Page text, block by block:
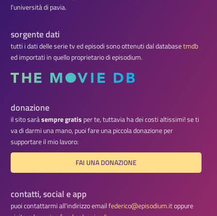
l'università di pavia.
sorgente dati
tutti i dati delle serie tv ed episodi sono ottenuti dal databasetmdb
ed importati in quello proprietario di episodium.
donazione
il sito saràsempre gratis per te, tuttavia ha dei costi altissimi! se ti
va di darmi una mano, puoi fare una piccola donazione per
supportare il mio lavoro:
FAI UNA DONAZIONE
contatti, social e app
puoi contattarmi all'indirizzo emailfederico@episodium.itoppure